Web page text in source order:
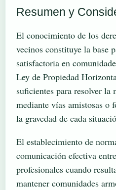
Resumen y
El conocimiento de los
vecinos constituye la base
satisfactoria en
Ley de Propiedad
suficientes para resolver
mediante vías amistosas o
la gravedad de cada
El establecimiento de
comunicación efectiva
profesionales cuando
mantener comunidades